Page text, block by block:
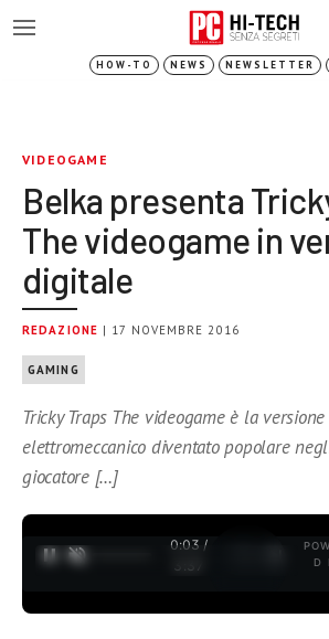
HOW-TO NEWS NEWSLETTER
VIDEOGAME
Belka presenta
The videogame in
digitale
REDAZIONE | 17 NOVEMBRE 2016
GAMING
Tricky Traps The videogame è la
elettromeccanico diventato popolare
giocatore […]
0:03 /
3:37
D